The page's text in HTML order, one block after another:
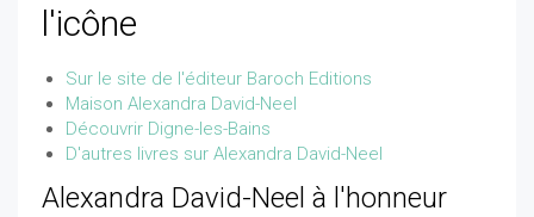
l'icône
Sur le site de l'éditeur Baroch Editions
Maison Alexandra David-Neel
Découvrir Digne-les-Bains
D'autres livres sur Alexandra David-Neel
Alexandra David-Neel à l'honneur